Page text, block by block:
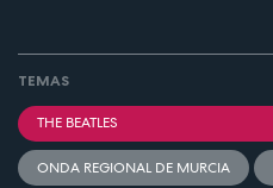
TEMAS
THE BEATLES
ONDA REGIONAL DE MURCIA